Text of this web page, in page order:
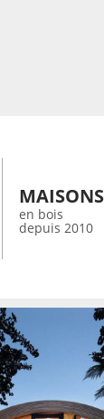
MAISONS
en bois
depuis 2010